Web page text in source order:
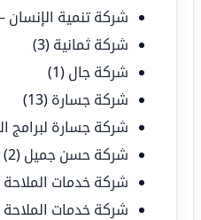
شركة تنمية الإنسان
شركة ثمانية (3)
شركة جال (1)
شركة جسارة (13)
شركة جسارة لبرامج
شركة حسن جميل (2)
شركة خدمات الملاحة
شركة خدمات